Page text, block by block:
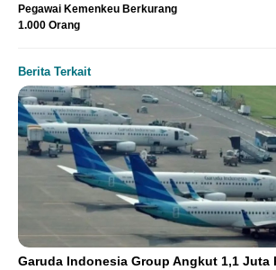
Pegawai Kemenkeu Berkurang
1.000 Orang
Berita Terkait
Garuda Indonesia Group Angkut 1,1 Juta